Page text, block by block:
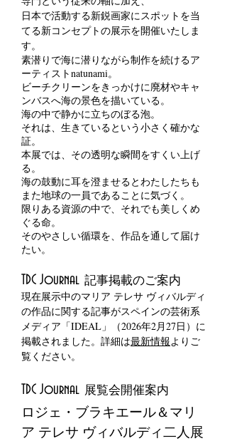
日本で活動する新鋭画家にスポットを当
てる新コンセプトの展示を開催いたしま
す。​
素潜りで海に潜りながら制作を続けるア
ーティストnatunami。
ビーチクリーンをきっかけに廃材やキャ
ンバスへ海の景色を描いている。
海の中で静かに立ちのぼる泡。
それは、生きているという小さく確かな
証。
本展では、その透明な瞬間をすくい上げ
る。
海の鼓動に耳を澄ませるとわたしたちも
また地球の一員であることに気づく。
限りある資源の中で、それでも美しくめ
ぐる命。
そのやさしい循環を、作品を通して届け
たい。
TDC Journal 記事掲載のご案内
現在展示中のマリア テレサ ヴィバルディ
の作品に関する記事がスペインの芸術系
メディア「IDEAL」（2026年2月27日）に
掲載されました。詳細は最新情報よりご
覧ください。
TDC Journal 展覧会開催案内
ロジェ・ブラキエール＆マリ
ア テレサ ヴィバルディ二人展